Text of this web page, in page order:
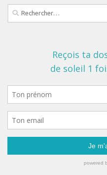
Rechercher :